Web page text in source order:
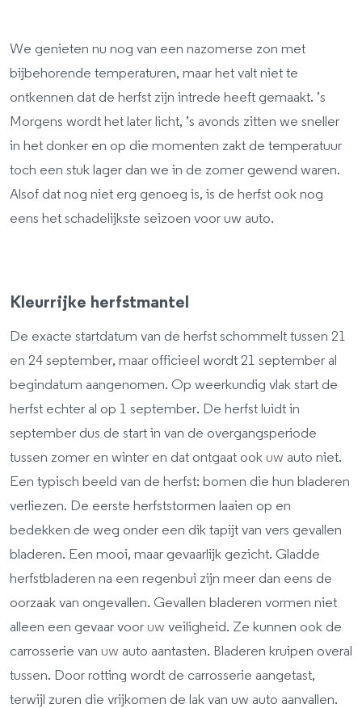
We genieten nu nog van een nazomerse zon met
bijbehorende temperaturen, maar het valt niet te
ontkennen dat de herfst zijn intrede heeft gemaakt. ’s
Morgens wordt het later licht, ’s avonds zitten we sneller
in het donker en op die momenten zakt de temperatuur
toch een stuk lager dan we in de zomer gewend waren.
Alsof dat nog niet erg genoeg is, is de herfst ook nog
eens het schadelijkste seizoen voor uw auto.
Kleurrijke herfstmantel
De exacte startdatum van de herfst schommelt tussen 21
en 24 september, maar officieel wordt 21 september al
begindatum aangenomen. Op weerkundig vlak start de
herfst echter al op 1 september. De herfst luidt in
september dus de start in van de overgangsperiode
tussen zomer en winter en dat ontgaat ook uw auto niet.
Een typisch beeld van de herfst: bomen die hun bladeren
verliezen. De eerste herfststormen laaien op en
bedekken de weg onder een dik tapijt van vers gevallen
bladeren. Een mooi, maar gevaarlijk gezicht. Gladde
herfstbladeren na een regenbui zijn meer dan eens de
oorzaak van ongevallen. Gevallen bladeren vormen niet
alleen een gevaar voor uw veiligheid. Ze kunnen ook de
carrosserie van uw auto aantasten. Bladeren kruipen overal
tussen. Door rotting wordt de carrosserie aangetast,
terwijl zuren die vrijkomen de lak van uw auto aanvallen.